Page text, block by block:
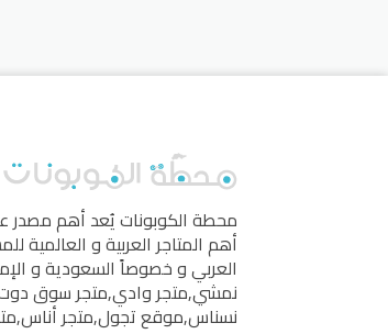
محطة الكوبوناتيُعد أهم مصدر
أهم المتاجر العربية و
العربي و خصوصاً السعودية و
نمشي,متجر وادي,متجر سوق
نسناس,موقع تجول,متجر أناس,